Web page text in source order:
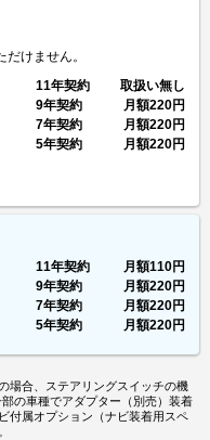
けません。
11年契約
取扱い無し
9年契約
月額220円
7年契約
月額220円
5年契約
月額220円
11年契約 月額110円
9年契約
月額220円
7年契約
月額220円
5年契約
月額220円
合、ステアリングスイッチの機
の車種でアダプター（別売）装着
付属オプション（ナビ装着用スペ